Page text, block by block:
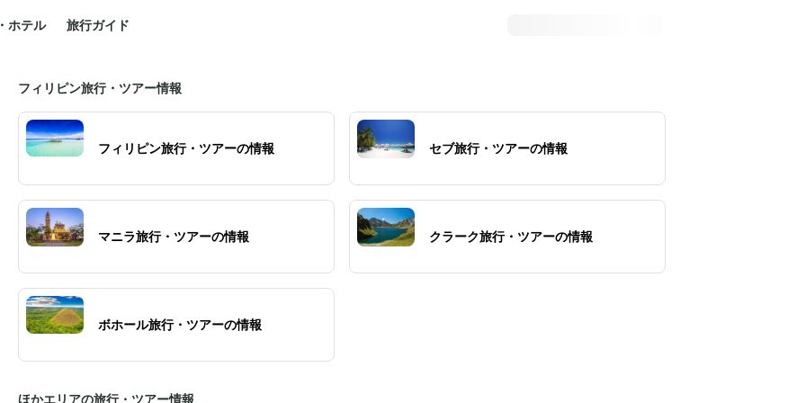
ホテル 旅行ガイド
フィリピン旅行・ツアー情報
フィリピン旅行・ツアーの情報 セブ旅行・ツアーの情報
マニラ旅行・ツアーの情報 クラーク旅行・ツアーの情報
ボホール旅行・ツアーの情報
ほかエリアの旅行・ツアー情報